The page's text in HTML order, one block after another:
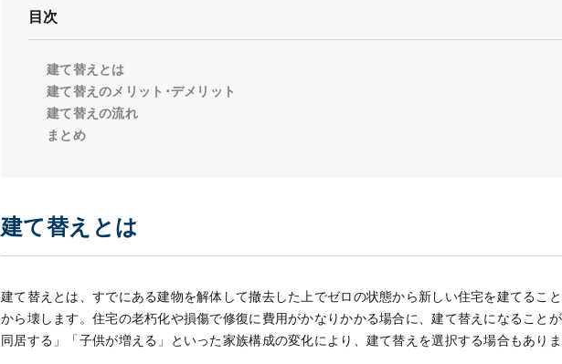
目次
建て替えとは
建て替えのメリット･デメリット
建て替えの流れ
まとめ
建て替えとは
建て替えとは、すでにある建物を解体して撤去した上でゼロの状態から新しい住宅を建てるこ
から壊します。住宅の老朽化や損傷で修復に費用がかなりかかる場合に、建て替えになること
同居する」「子供が増える」といった家族構成の変化により、建て替えを選択する場合もありま